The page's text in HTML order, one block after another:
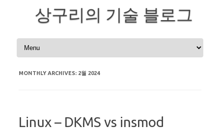
상구리의 기술 블로그
Skip to content
MONTHLY ARCHIVES: 2월 2024
Linux – DKMS vs insmod